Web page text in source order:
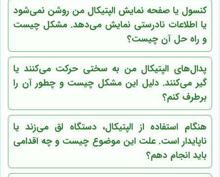
کنسول یا صفحه نمایش الپتیکال من روشن نمی‌شود
یا اطلاعات نادرستی نمایش می‌دهد. مشکل چیست
و راه حل آن چیست؟
پدال‌های الپتیکال من به سختی حرکت می‌کنند یا
گیر می‌کنند. دلیل این مشکل چیست و چطور آن را
برطرف کنم؟
هنگام استفاده از الپتیکال، دستگاه لق می‌زند یا
ناپایدار است. علت این موضوع چیست و چه اقدامی
باید انجام دهم؟